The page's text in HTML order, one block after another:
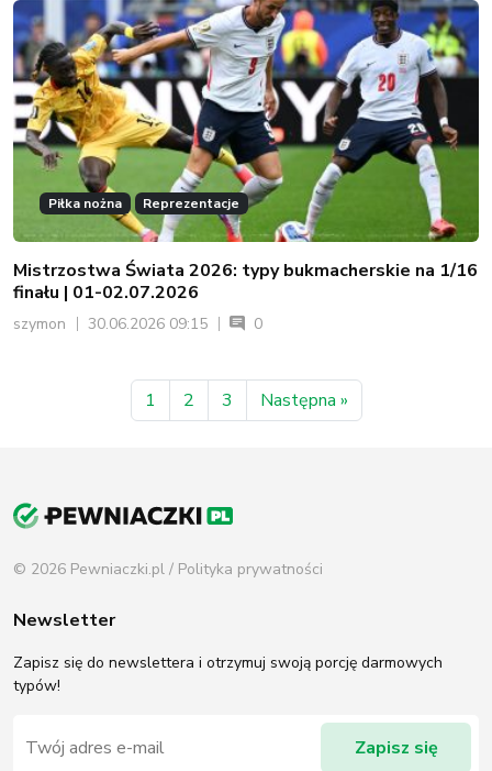
Piłka nożna Reprezentacje
Mistrzostwa Świata 2026: typy bukmacherskie na 1/16
finału | 01-02.07.2026
szymon 30.06.2026 09:15 0
1 2 3 Następna »
© 2026 Pewniaczki.pl / Polityka prywatności
Newsletter
Zapisz się do newslettera i otrzymuj swoją porcję darmowych
typów!